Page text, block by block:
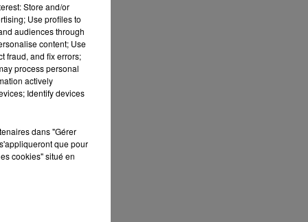
Store and/or
Use profiles to
audiences through
content; Use
fraud, and fix errors;
process personal
actively
Identify devices
dans "Gérer
que pour
cookies" situé en